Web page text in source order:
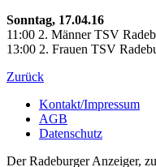
Sonntag, 17.04.16
11:00 2. Männer TSV
13:00 2. Frauen TSV
Zurück
Kontakt/Impressum
AGB
Datenschutz
Der Radeburger Anzeiger,